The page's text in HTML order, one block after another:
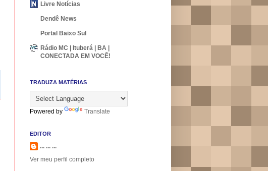
Livre Notícias
Dendê News
Portal Baixo Sul
Rádio MC | Ituberá | BA |
CONECTADA EM VOCÊ!
TRADUZA MATÉRIAS
Powered by Translate
EDITOR
... ... ...
Ver meu perfil completo